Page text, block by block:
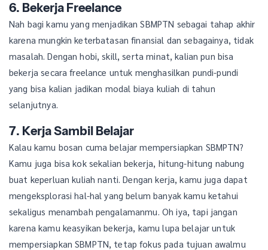
6. Bekerja Freelance
Nah bagi kamu yang menjadikan SBMPTN sebagai tahap akhir
karena mungkin keterbatasan finansial dan sebagainya, tidak
masalah. Dengan hobi, skill, serta minat, kalian pun bisa
bekerja secara freelance untuk menghasilkan pundi-pundi
yang bisa kalian jadikan modal biaya kuliah di tahun
selanjutnya.
7. Kerja Sambil Belajar
Kalau kamu bosan cuma belajar mempersiapkan SBMPTN?
Kamu juga bisa kok sekalian bekerja, hitung-hitung nabung
buat keperluan kuliah nanti. Dengan kerja, kamu juga dapat
mengeksplorasi hal-hal yang belum banyak kamu ketahui
sekaligus menambah pengalamanmu. Oh iya, tapi jangan
karena kamu keasyikan bekerja, kamu lupa belajar untuk
mempersiapkan SBMPTN, tetap fokus pada tujuan awalmu